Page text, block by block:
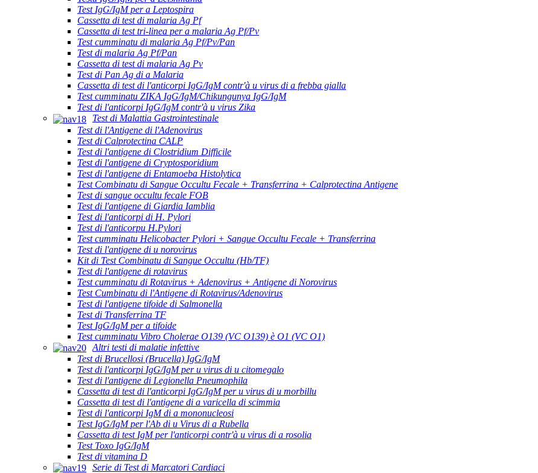
Test IgG/IgM per a Leptospira
Cassetta di test di malaria Ag Pf
Cassetta di test tri-linea per a malaria Ag Pf/Pv
Test cumminatu di malaria Ag Pf/Pv/Pan
Test di malaria Ag Pf/Pan
Cassetta di test di malaria Ag Pv
Test di Pan Ag di a Malaria
Cassetta di test di l'anticorpi IgG/IgM contr'à u virus di a frebba gialla
Test cumminatu ZIKA IgG/IgM/Chikungunya IgG/IgM
Test di l'anticorpi IgG/IgM contr'à u virus Zika
Test di Malattia Gastrointestinale
Test di l'Antigene di l'Adenovirus
Test di Calprotectina CALP
Test di l'antigene di Clostridium Difficile
Test di l'antigene di Cryptosporidium
Test di l'antigene di Entamoeba Histolytica
Test Combinatu di Sangue Occultu Fecale + Transferrina + Calprotectina Antigene
Test di sangue occultu fecale FOB
Test di l'antigene di Giardia Iamblia
Test di l'anticorpi di H. Pylori
Test di l'anticorpu H.Pylori
Test cumminatu Helicobacter Pylori + Sangue Occultu Fecale + Transferrina
Test di l'antigene di u norovirus
Kit di Test Combinatu di Sangue Occultu (Hb/TF)
Test di l'antigene di rotavirus
Test cumminatu di Rotavirus + Adenovirus + Antigene di Norovirus
Test Cumbinatu di l'Antigene di Rotavirus/Adenovirus
Test di l'antigene tifoide di Salmonella
Test di Transferrina TF
Test IgG/IgM per a tifoide
Test cumminatu Vibro Cholerae O139 (VC O139) è O1 (VC O1)
Altri testi di malatie infettive
Test di Brucellosi (Brucella) IgG/IgM
Test di l'anticorpi IgG/IgM per u virus di u citomegalo
Test di l'antigene di Legionella Pneumophila
Cassetta di test di l'anticorpi IgG/IgM per u virus di u morbillu
Cassetta di test di l'antigene di a varicella di scimmia
Test di l'anticorpi IgM di a mononucleosi
Test IgG/IgM per l'Ab di u Virus di a Rubella
Cassetta di test IgM per l'anticorpi contr'à u virus di a rosolia
Test Toxo IgG/IgM
Test di vitamina D
Serie di Test di Marcatori Cardiaci